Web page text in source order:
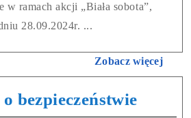
w ramach akcji „Biała sobota”,
28.09.2024r. ...
Zobacz więcej
bezpieczeństwie